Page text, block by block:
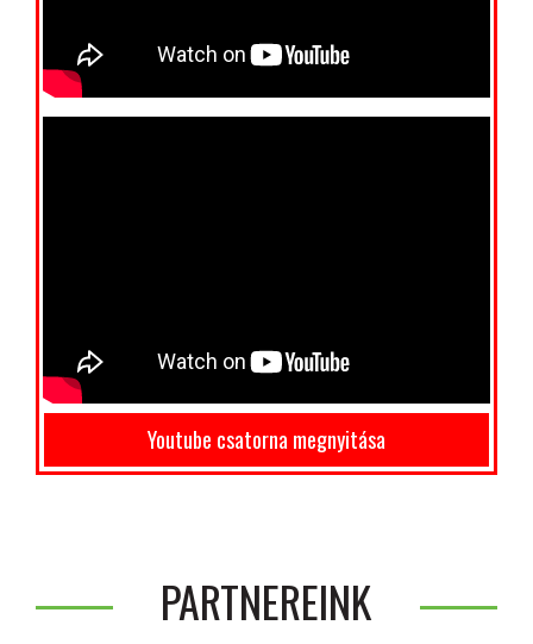
Youtube csatorna megnyitása
PARTNEREINK